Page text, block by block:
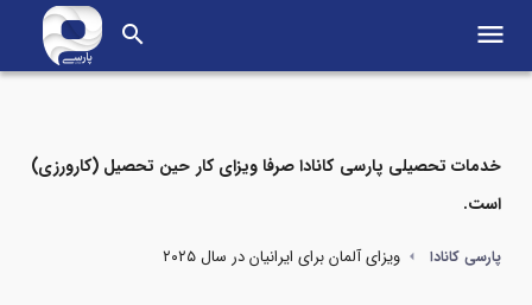
search menu
مواردی که در این مطلب می‌خوانید
خدمات تحصیلی پارسی کانادا صرفا ویزای کار حین تحصیل (کارورزی)
است.
پارسی کانادا ویزای آلمان برای ایرانیان در سال ۲۰۲۵